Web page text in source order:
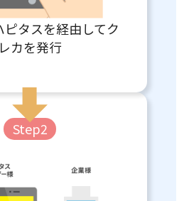
ピタスを経由してク
レカを発行
Step2